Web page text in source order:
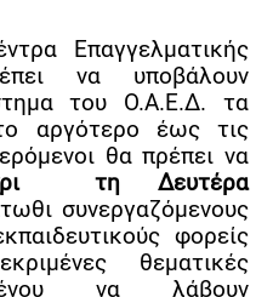
Επαγγελματικής
να υποβάλουν
του Ο.Α.Ε.Δ. τα
αργότερο έως τις
θα πρέπει να
τη Δευτέρα
συνεργαζόμενους
φορείς
θεματικές
να λάβουν